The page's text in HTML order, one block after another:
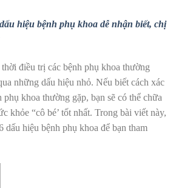
hiệu bệnh phụ khoa dễ nhận biết, chị
điều trị các bệnh phụ khoa thường
những dấu hiệu nhỏ. Nếu biết cách xác
phụ khoa thường gặp, bạn sẽ có thể chữa
khỏe “cô bé’ tốt nhất. Trong bài viết này,
dấu hiệu bệnh phụ khoa để bạn tham